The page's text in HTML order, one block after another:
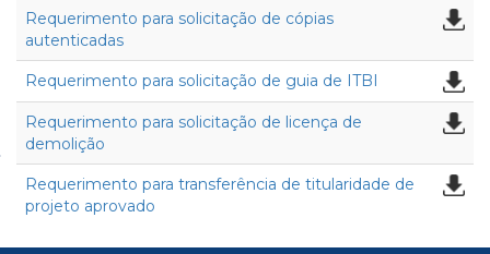
Requerimento para solicitação de cópias
autenticadas
Requerimento para solicitação de guia de ITBI
Requerimento para solicitação de licença de
demolição
Requerimento para transferência de titularidade de
projeto aprovado